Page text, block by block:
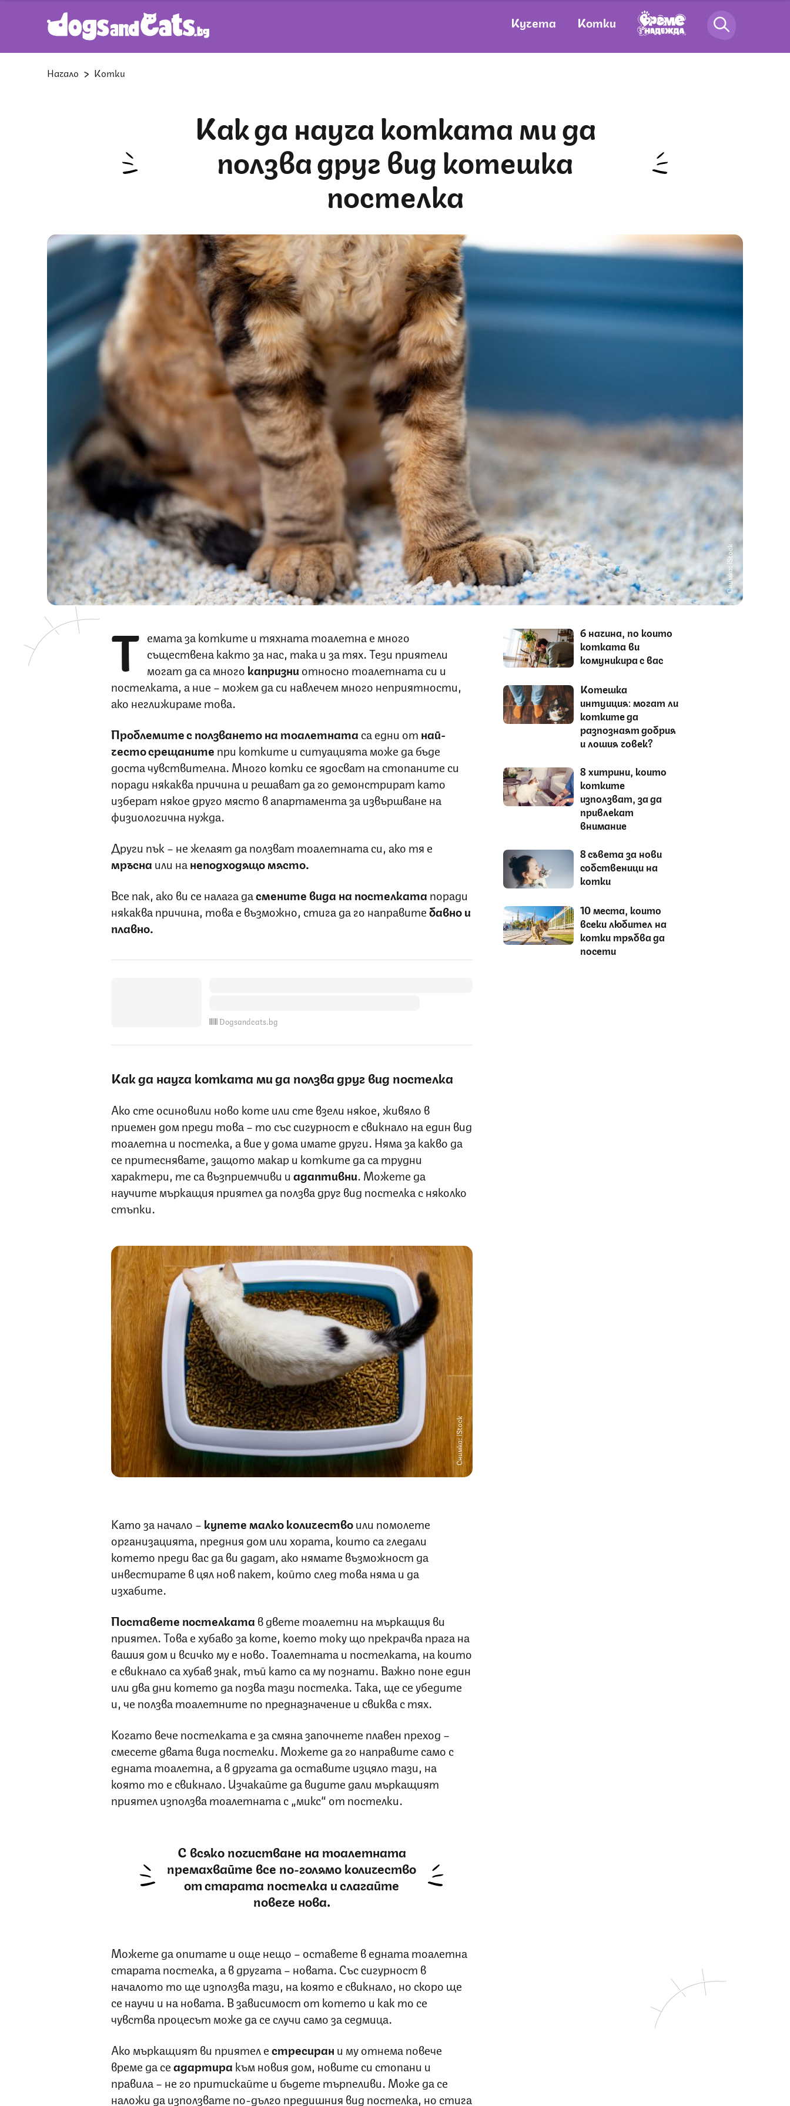
Кучета Котки
Начало Котки
Как да науча котката ми да
ползва друг вид котешка
постелка
Снимка: iStock
Т емата за котките и тяхната тоалетна е много
съществена както за нас, така и за тях. Тези приятели
могат да са много капризни относно тоалетната си и
постелката, а ние – можем да си навлечем много неприятности,
ако неглижираме това.
Проблемите с ползването на тоалетната са едни от най-
често срещаните при котките и ситуацията може да бъде
доста чувствителна. Много котки се ядосват на стопаните си
поради някаква причина и решават да го демонстрират като
изберат някое друго място в апартамента за извършване на
физиологична нужда.
Други пък – не желаят да ползват тоалетната си, ако тя е
мръсна или нанеподходящо място.
Все пак, ако ви се налага дасмените вида на постелката поради
някаква причина, това е възможно, стига да го направитебавно и
плавно.
Dogsandcats.bg
Как да науча котката ми да ползва друг вид постелка
Ако сте осиновили ново коте или сте взели някое, живяло в
приемен дом преди това – то със сигурност е свикнало на един вид
тоалетна и постелка, а вие у дома имате други. Няма за какво да
се притеснявате, защото макар и котките да са трудни
характери, те са възприемчиви и адаптивни. Можете да
научите мъркащия приятел да ползва друг вид постелка с няколко
стъпки.
Снимка: iStock
Като за начало – купете малко количествоили помолете
организацията, предния дом или хората, които са гледали
котето преди вас да ви дадат, ако нямате възможност да
инвестирате в цял нов пакет, който след това няма и да
изхабите.
Поставете постелката в двете тоалетни на мъркащия ви
приятел. Това е хубаво за коте, което току що прекрачва прага на
вашия дом и всичко му е ново. Тоалетната и постелката, на които
е свикнало са хубав знак, тъй като са му познати. Важно поне един
или два дни котето да позва тази постелка. Така, ще се убедите
и, че ползва тоалетните по предназначение и свиква с тях.
Когато вече постелката е за смяна започнете плавен преход –
смесете двата вида постелки. Можете да го направите само с
едната тоалетна, а в другата да оставите изцяло тази, на
която то е свикнало. Изчакайте да видите дали мъркащият
приятел използва тоалетната с „микс“ от постелки.
С всяко почистване на тоалетната
премахвайте все по-голямо количество
от старата постелка и слагайте
повече нова.
Можете да опитате и още нещо – оставете в едната тоалетна
старата постелка, а в другата – новата. Със сигурност в
началото то ще използва тази, на която е свикнало, но скоро ще
се научи и на новата. В зависимост от котето и как то се
чувства процесът може да се случи само за седмица.
Ако мъркащият ви приятел естресиран и му отнема повече
време да сеадартира към новия дом, новите си стопани и
правила – не го притискайте и бъдете търпеливи. Може да се
наложи да използвате по-дълго предишния вид постелка, но стига
6 начина, по които
котката ви
комуникира с вас
Котешка
интуиция: могат ли
котките да
разпознаят добрия
и лошия човек?
8 хитрини, които
котките
използват, за да
привлекат
внимание
8 съвета за нови
собственици на
котки
10 места, които
всеки любител на
котки трябва да
посети